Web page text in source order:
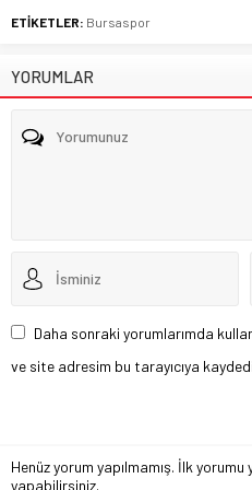
ETİKETLER: Bursaspor
YORUMLAR
Daha sonraki yorumlarımda
ve site adresim bu tarayıcıya
Henüz yorum yapılmamış. İlk yorumu
yapabilirsiniz.